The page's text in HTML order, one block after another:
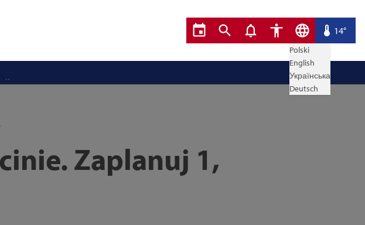
Polski
English
Українська
Deutsch
14°
Zaplanuj 1,